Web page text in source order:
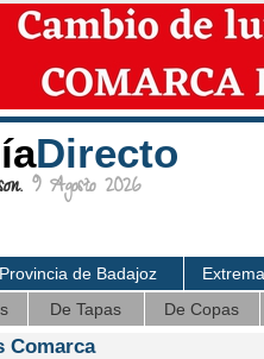
Directo
9 Agosto 2026
Provincia de Badajoz
De Tapas De Copas
Comarca